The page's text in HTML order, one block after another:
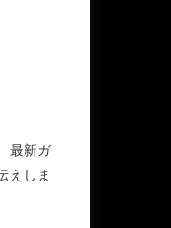
最新ガ
えしま